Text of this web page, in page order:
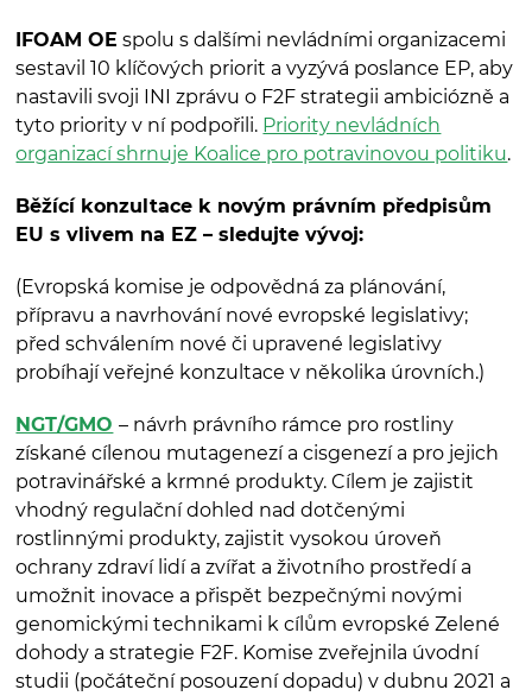
IFOAM OE spolu s dalšími nevládními organizacemi
sestavil 10 klíčových priorit a vyzývá poslance EP, aby
nastavili svoji INI zprávu o F2F strategii ambiciózně a
tyto priority v ní podpořili. Priority nevládních
organizací shrnuje Koalice pro potravinovou politiku.
Běžící konzultace k novým právním předpisům
EU s vlivem na EZ – sledujte vývoj:
(Evropská komise je odpovědná za plánování,
přípravu a navrhování nové evropské legislativy;
před schválením nové či upravené legislativy
probíhají veřejné konzultace v několika úrovních.)
NGT/GMO – návrh právního rámce pro rostliny
získané cílenou mutagenezí a cisgenezí a pro jejich
potravinářské a krmné produkty. Cílem je zajistit
vhodný regulační dohled nad dotčenými
rostlinnými produkty, zajistit vysokou úroveň
ochrany zdraví lidí a zvířat a životního prostředí a
umožnit inovace a přispět bezpečnými novými
genomickými technikami k cílům evropské Zelené
dohody a strategie F2F. Komise zveřejnila úvodní
studii (počáteční posouzení dopadu) v dubnu 2021 a